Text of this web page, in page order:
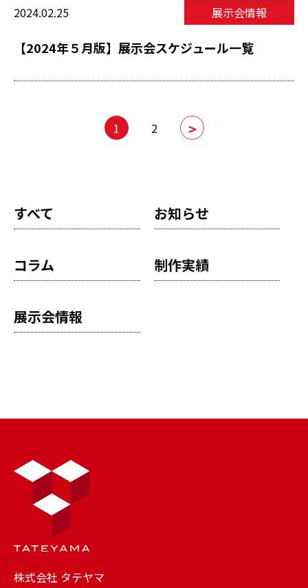
2024.02.25 展示会情報
【2024年５月版】展示会スケジュール一覧
1 2
次へ
»
すべて お知らせ
コラム 制作実績
展示会情報
株式会社 タテヤマ